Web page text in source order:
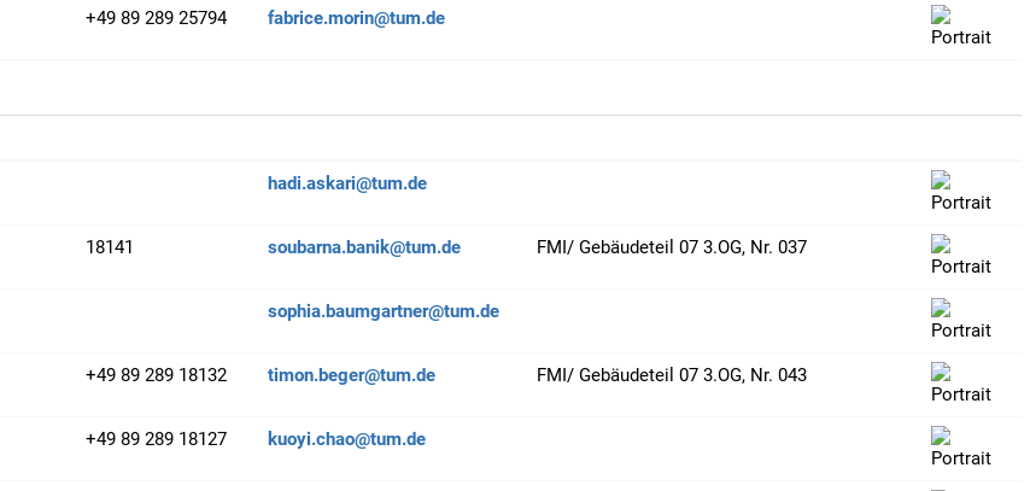
+49 89 289 25794 fabrice.morin@tum.de
hadi.askari@tum.de
18141 soubarna.banik@tum.de FMI/ Gebäudeteil 07 3.OG, Nr. 037
sophia.baumgartner@tum.de
+49 89 289 18132 timon.beger@tum.de FMI/ Gebäudeteil 07 3.OG, Nr. 043
+49 89 289 18127 kuoyi.chao@tum.de